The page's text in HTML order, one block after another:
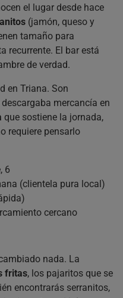
el lugar desde hace
(jamón, queso y
tamaño para
recurrente. El bar está
de verdad.
en Triana. Son
mercancía en
que sostiene la jornada,
requiere pensarlo
6
(clientela pura local)
cercano
nada. La
fritas, los pajaritos que se
encontrarás serranitos,